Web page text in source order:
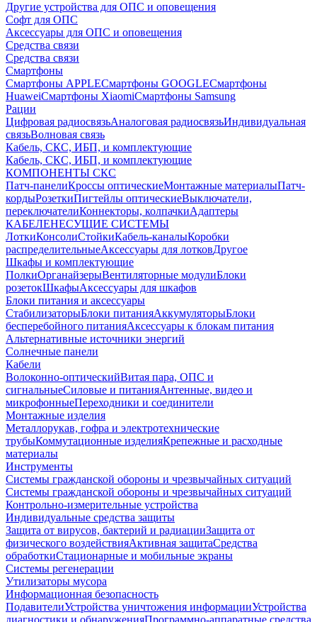
Другие устройства для ОПС и оповещения
Софт для ОПС
Аксессуары для ОПС и оповещения
Средства связи
Средства связи
Смартфоны
Смартфоны APPLEСмартфоны GOOGLEСмартфоны
HuaweiСмартфоны XiaomiСмартфоны Samsung
Рации
Цифровая радиосвязьАналоговая радиосвязьИндивидуальная
связьВолновая связь
Кабель, СКС, ИБП, и комплектующие
Кабель, СКС, ИБП, и комплектующие
КОМПОНЕНТЫ СКС
Патч-панелиКроссы оптическиеМонтажные материалыПатч-
кордыРозеткиПигтейлы оптическиеВыключатели,
переключателиКоннекторы, колпачкиАдаптеры
КАБЕЛЕНЕСУЩИЕ СИСТЕМЫ
ЛоткиКонсолиСтойкиКабель-каналыКоробки
распределительныеАксессуары для лотковДругое
Шкафы и комплектующие
ПолкиОрганайзерыВентиляторные модулиБлоки
розетокШкафыАксессуары для шкафов
Блоки питания и аксессуары
СтабилизаторыБлоки питанияАккумуляторыБлоки
бесперебойного питанияАксессуары к блокам питания
Альтернативные источники энергий
Солнечные панели
Кабели
Волоконно-оптическийВитая пара, ОПС и
сигнальныеСиловые и питанияАнтенные, видео и
микрофонныеПереходники и соединители
Монтажные изделия
Металлорукав, гофра и электротехнические
трубыКоммутационные изделияКрепежные и расходные
материалы
Инструменты
Системы гражданской обороны и чрезвычайных ситуаций
Системы гражданской обороны и чрезвычайных ситуаций
Контрольно-измерительные устройства
Индивидуальные средства защиты
Защита от вирусов, бактерий и радиацииЗащита от
физического воздействияАктивная защитаСредства
обработкиСтационарные и мобильные экраны
Системы регенерации
Утилизаторы мусора
Информационная безопасность
ПодавителиУстройства уничтожения информацииУстройства
диагностики и обнаруженияПрограммно-аппаратные средства